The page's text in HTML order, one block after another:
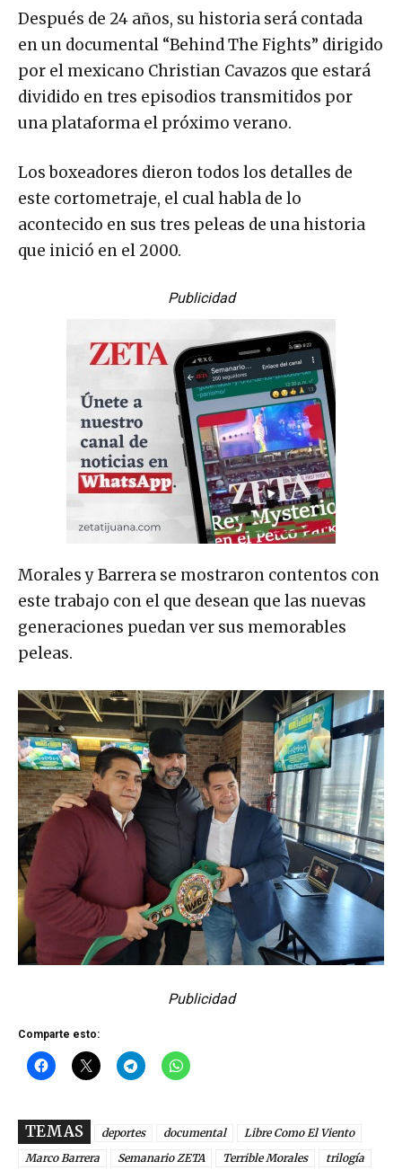
Después de 24 años, su historia será contada
en un documental “Behind The Fights” dirigido
por el mexicano Christian Cavazos que estará
dividido en tres episodios transmitidos por
una plataforma el próximo verano.
Los boxeadores dieron todos los detalles de
este cortometraje, el cual habla de lo
acontecido en sus tres peleas de una historia
que inició en el 2000.
Publicidad
Morales y Barrera se mostraron contentos con
este trabajo con el que desean que las nuevas
generaciones puedan ver sus memorables
peleas.
Publicidad
Comparte esto:
TEMAS deportes documental
Libre Como El Viento
Marco Barrera
Semanario ZETA Terrible Morales
trilogía